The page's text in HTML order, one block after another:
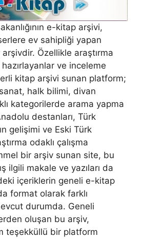
e-kitap arşivi,
ev sahipliği yapan
Özellikle araştırma
ve inceleme
kitap arşivi sunan platform;
halk bilimi, divan
kategorilerde arama yapma
destanları, Türk
gelişimi ve Eski Türk
odaklı çalışma
bir arşiv sunan site, bu
ilgili makale ve yazıları da
içeriklerin geneli e-kitap
format olarak farklı
durumda. Geneli
oluşan bu arşiv,
teşekküllü bir platform